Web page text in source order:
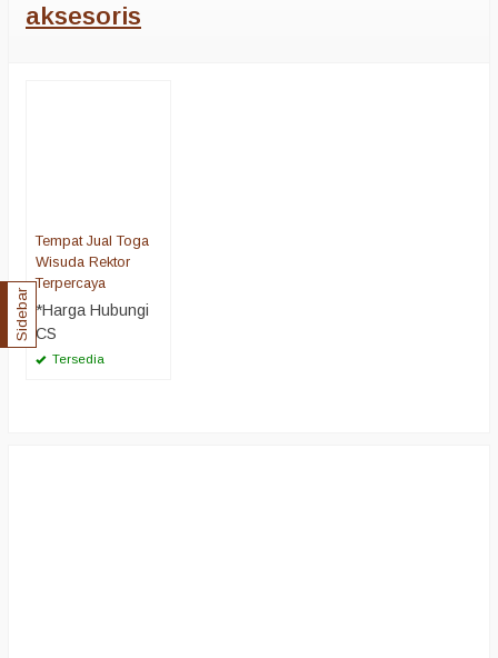
aksesoris
Tempat Jual Toga
Wisuda Rektor
Terpercaya
*Harga Hubungi
CS
Tersedia
Sidebar